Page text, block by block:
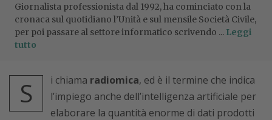
Giornalista professionista dal 1992, ha cominciato con la
cronaca sul quotidiano l’Unità e sul mensile Società Civile,
per poi passare al settore informatico scrivendo ... Leggi
tutto
S i chiama radiomica, ed è il termine che indica
l’impiego anche dell’intelligenza artificiale per
elaborare la quantità enorme di dati prodotti